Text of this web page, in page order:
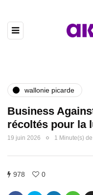
wallonie picarde
Business
récoltés pour la
19 juin 2026 1 Minute(s)
978 0